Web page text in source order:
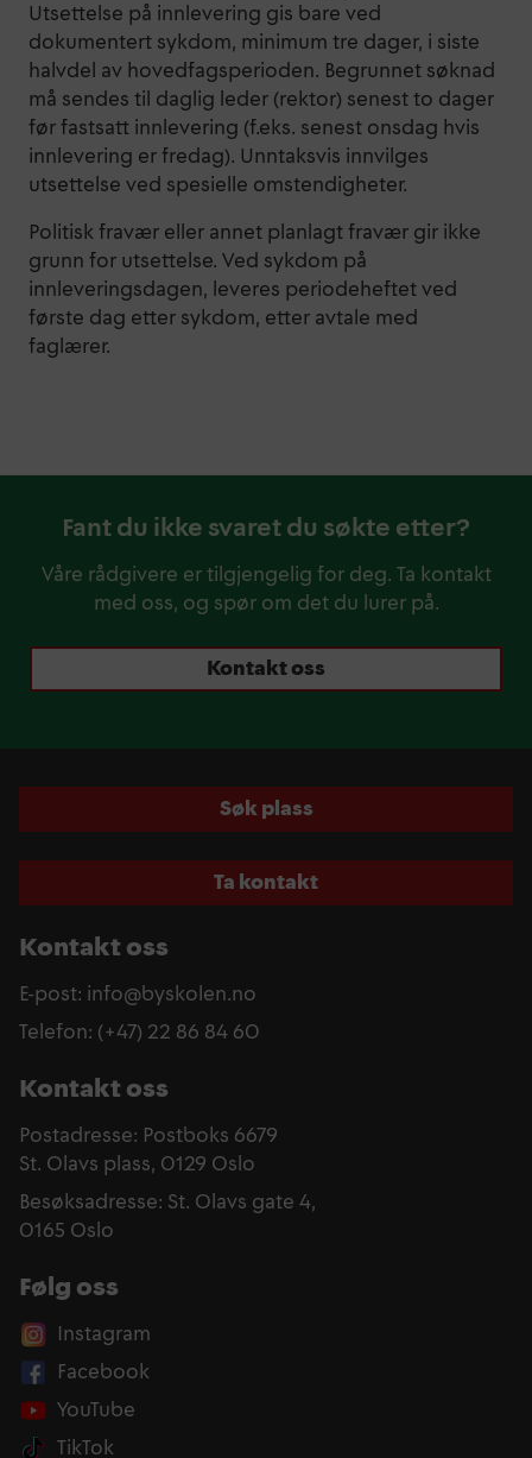
Utsettelse på innlevering gis bare ved
dokumentert sykdom, minimum tre dager, i siste
halvdel av hovedfagsperioden. Begrunnet søknad
må sendes til daglig leder (rektor) senest to dager
før fastsatt innlevering (f.eks. senest onsdag hvis
innlevering er fredag). Unntaksvis innvilges
utsettelse ved spesielle omstendigheter.
Politisk fravær eller annet planlagt fravær gir ikke
grunn for utsettelse. Ved sykdom på
innleveringsdagen, leveres periodeheftet ved
første dag etter sykdom, etter avtale med
faglærer.
Fant du ikke svaret du søkte etter?
Våre rådgivere er tilgjengelig for deg. Ta kontakt
med oss, og spør om det du lurer på.
Kontakt oss
Søk plass
Ta kontakt
Kontakt oss
E-post: info@byskolen.no
Telefon: (+47) 22 86 84 60
Kontakt oss
Postadresse: Postboks 6679
St. Olavs plass, 0129 Oslo
Besøksadresse: St. Olavs gate 4,
0165 Oslo
Følg oss
Instagram
Facebook
YouTube
TikTok